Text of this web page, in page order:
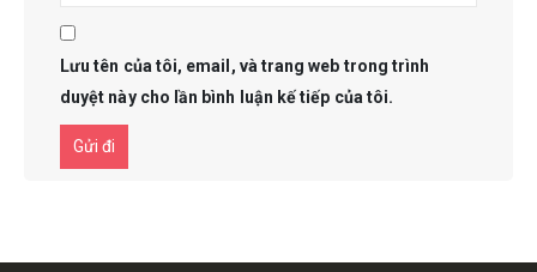
Lưu tên của tôi, email, và trang web trong trình
duyệt này cho lần bình luận kế tiếp của tôi.
Get in touch